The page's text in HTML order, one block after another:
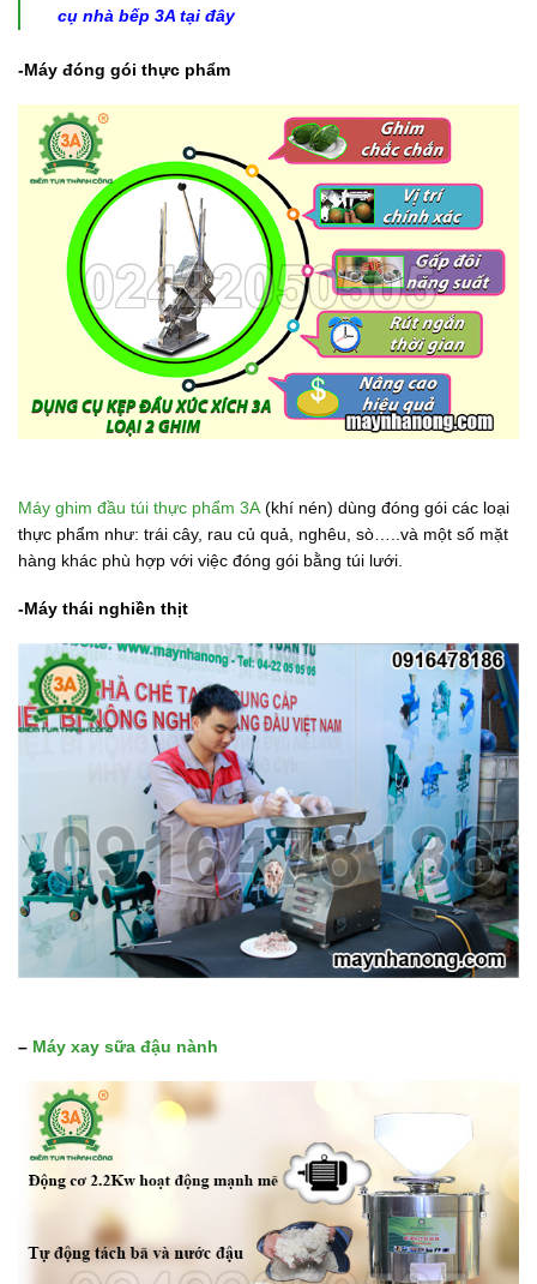
cụ nhà bếp 3A tại đây
-Máy đóng gói thực phẩm
Máy ghim đầu túi thực phẩm 3A (khí nén) dùng đóng gói các loại
thực phẩm như: trái cây, rau củ quả, nghêu, sò…..và một số mặt
hàng khác phù hợp với việc đóng gói bằng túi lưới.
-Máy thái nghiền thịt
– Máy xay sữa đậu nành